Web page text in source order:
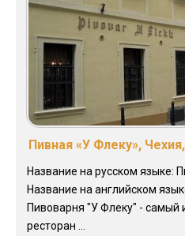
Пивная «У Флеку»,
Название на русском языке:
Название на английском
Пивоварня "У Флеку" - самый
ресторан ...